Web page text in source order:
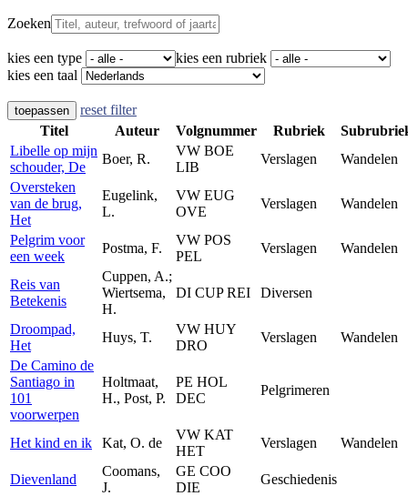
Zoeken
kies een type
kies een rubriek
kies een taal
toepassen
reset filter
Titel
Auteur Volgnummer Rubriek
Libelle op mijn
schouder, De
Boer, R.
VW BOE
LIB
Verslagen
Wandelen
Oversteken
van de brug,
Het
Eugelink,
L.
VW EUG
OVE
Verslagen Wandelen
Pelgrim voor
een week
Postma, F.
VW POS
PEL
Verslagen Wandelen
Reis van
Betekenis
Cuppen, A.;
Wiertsema,
H.
DI CUP REI Diversen
Droompad,
Het
Huys, T.
VW HUY
DRO
Verslagen
Wandelen
De Camino de
Santiago in
101
voorwerpen
Holtmaat,
H., Post, P.
PE HOL
DEC
Pelgrimeren
Het kind en ik Kat, O. de
VW KAT
HET
Verslagen Wandelen
Dievenland
Coomans,
J.
GE COO
DIE
Geschiedenis